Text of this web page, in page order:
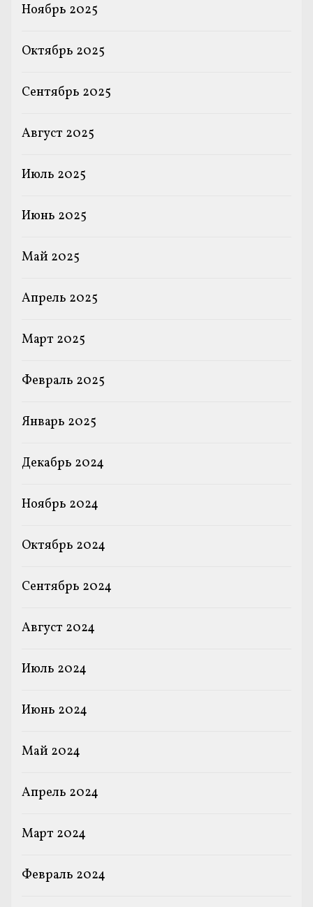
Ноябрь 2025
Октябрь 2025
Сентябрь 2025
Август 2025
Июль 2025
Июнь 2025
Май 2025
Апрель 2025
Март 2025
Февраль 2025
Январь 2025
Декабрь 2024
Ноябрь 2024
Октябрь 2024
Сентябрь 2024
Август 2024
Июль 2024
Июнь 2024
Май 2024
Апрель 2024
Март 2024
Февраль 2024